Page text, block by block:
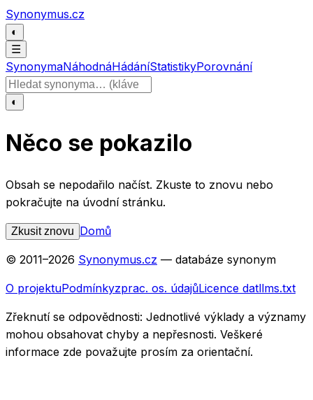
Přeskočit na obsah
Synonymus.cz
◐
☰
SynonymaNáhodnáHádáníStatistikyPorovnání
Hledat slovo
◐
Něco se pokazilo
Obsah se nepodařilo načíst. Zkuste to znovu nebo
pokračujte na úvodní stránku.
Zkusit znovu Domů
© 2011–2026 Synonymus.cz — databáze synonym
O projektuPodmínkyzprac. os. údajůLicence datllms.txt
Zřeknutí se odpovědnosti: Jednotlivé výklady a významy
mohou obsahovat chyby a nepřesnosti. Veškeré
informace zde považujte prosím za orientační.